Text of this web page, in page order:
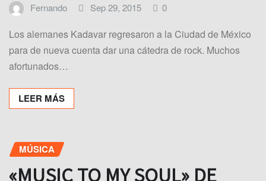
Fernando Sep 29, 2015 0
Los alemanes Kadavar regresaron a la Ciudad de México
para de nueva cuenta dar una cátedra de rock. Muchos
afortunados…
LEER MÁS
MÚSICA
«MUSIC TO MY SOUL» DE